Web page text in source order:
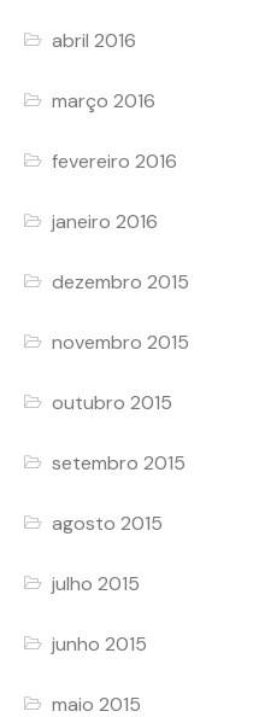
abril 2016
março 2016
fevereiro 2016
janeiro 2016
dezembro 2015
novembro 2015
outubro 2015
setembro 2015
agosto 2015
julho 2015
junho 2015
maio 2015